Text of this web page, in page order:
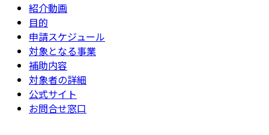
紹介動画
目的
申請スケジュール
対象となる事業
補助内容
対象者の詳細
公式サイト
お問合せ窓口